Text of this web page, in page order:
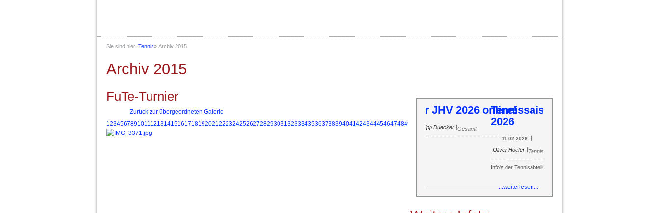
Sie sind hier: Tennis» Archiv 2015
Archiv 2015
FuTe-Turnier
Zurück zur übergeordneten Galerie
12345678910111213141516171819202122232425262728293031323334353637383940414243444546474849 52 53 55 56 6162636465
Tennissaison 2026
11.02.2026 | Oliver Hoefer